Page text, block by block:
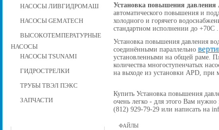
НАСОСЫ ЛИВГИДРОМАШ
НАСОСЫ GEMATECH
ВЫСОКОТЕМПЕРАТУРНЫЕ
НАСОСЫ
НАСОСЫ TSUNAMI
ГИДРОСТРЕЛКИ
ТРУБЫ ТВЭЛ ПЭКС
ЗАПЧАСТИ
Установка повышения давления
автоматического повышения и
холодного и горячего
стандартном исполнении до +70С .
Установка повышения давления
соединёнными параллельно
установленными на общей раме.
количества многоступенчатых
на выходе из установки APD,
Купить Установка повышения
очень легко - для этого Вам
(812) 929-79-29 или написать на
ФАЙЛЫ